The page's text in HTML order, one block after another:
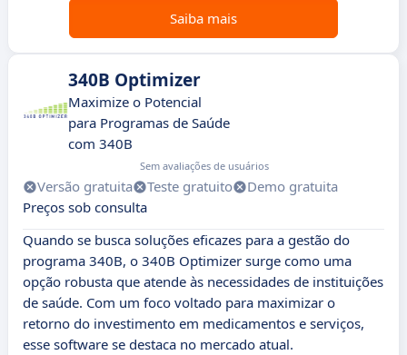
Saiba mais
340B Optimizer
Maximize o Potencial
para Programas de Saúde
com 340B
Sem avaliações de usuários
Versão gratuita Teste gratuito
Demo gratuita
Preços sob consulta
Quando se busca soluções eficazes para a gestão do
programa 340B, o 340B Optimizer surge como uma
opção robusta que atende às necessidades de instituições
de saúde. Com um foco voltado para maximizar o
retorno do investimento em medicamentos e serviços,
esse software se destaca no mercado atual.